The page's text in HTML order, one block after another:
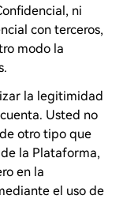
ni
con terceros,
modo la
la legitimidad
Usted no
otro tipo que
la Plataforma,
en la
el uso de